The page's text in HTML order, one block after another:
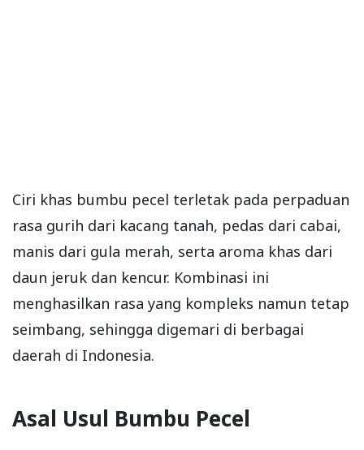
Ciri khas bumbu pecel terletak pada perpaduan
rasa gurih dari kacang tanah, pedas dari cabai,
manis dari gula merah, serta aroma khas dari
daun jeruk dan kencur. Kombinasi ini
menghasilkan rasa yang kompleks namun tetap
seimbang, sehingga digemari di berbagai
daerah di Indonesia.
Asal Usul Bumbu Pecel